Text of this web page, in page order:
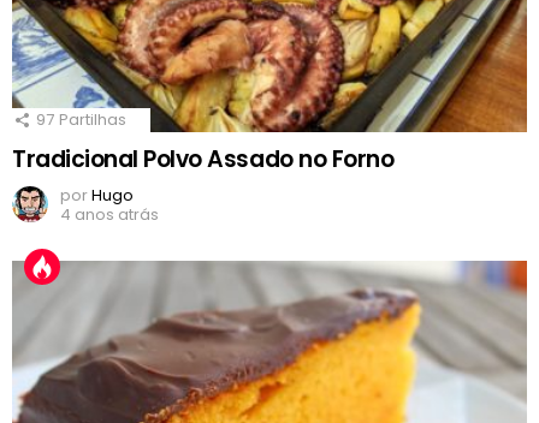
97 Partilhas
Tradicional Polvo Assado no Forno
porHugo
4 anos atrás